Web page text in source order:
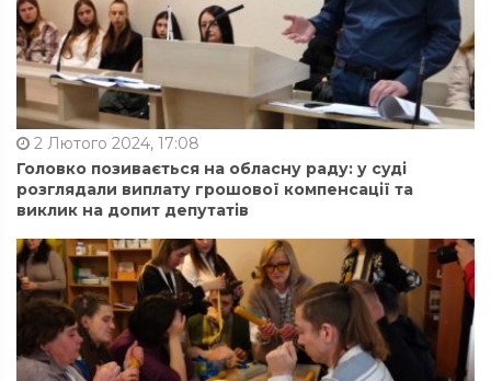
2 Лютого 2024, 17:08
Головко позивається на обласну раду: у суді
розглядали виплату грошової компенсації та
виклик на допит депутатів